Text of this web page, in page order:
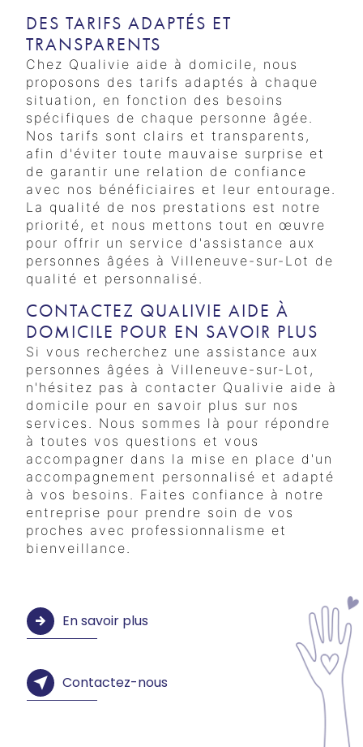
DES TARIFS ADAPTÉS ET
TRANSPARENTS
Chez Qualivie aide à domicile, nous
proposons des tarifs adaptés à chaque
situation, en fonction des besoins
spécifiques de chaque personne âgée.
Nos tarifs sont clairs et transparents,
afin d'éviter toute mauvaise surprise et
de garantir une relation de confiance
avec nos bénéficiaires et leur entourage.
La qualité de nos prestations est notre
priorité, et nous mettons tout en œuvre
pour offrir un service d'assistance aux
personnes âgées à Villeneuve-sur-Lot de
qualité et personnalisé.
CONTACTEZ QUALIVIE AIDE À
DOMICILE POUR EN SAVOIR PLUS
Si vous recherchez une assistance aux
personnes âgées à Villeneuve-sur-Lot,
n'hésitez pas à contacter Qualivie aide à
domicile pour en savoir plus sur nos
services. Nous sommes là pour répondre
à toutes vos questions et vous
accompagner dans la mise en place d'un
accompagnement personnalisé et adapté
à vos besoins. Faites confiance à notre
entreprise pour prendre soin de vos
proches avec professionnalisme et
bienveillance.
En savoir plus
Contactez-nous